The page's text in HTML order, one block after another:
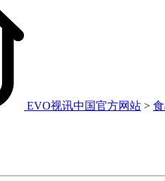
EVO视讯中国官方网站 >